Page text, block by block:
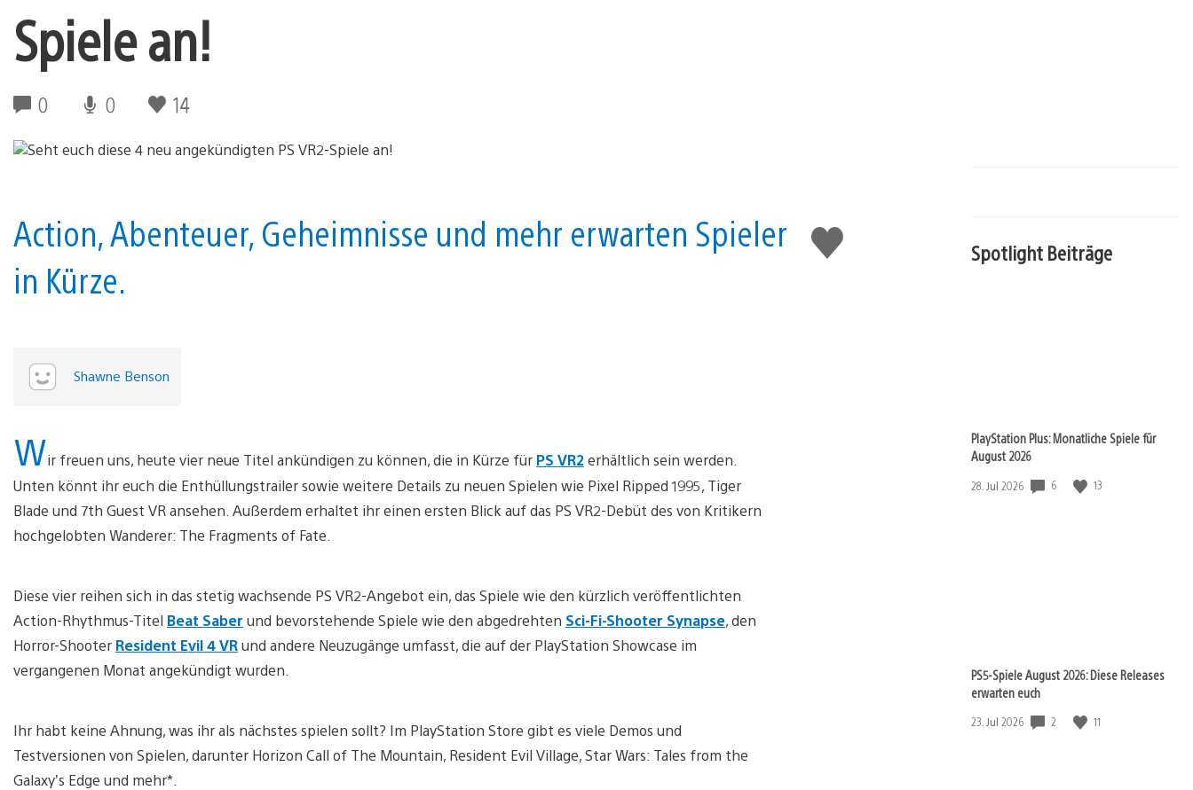
Spiele an!
0 0 14
Gefällt
mir
Action, Abenteuer, Geheimnisse und mehr erwarten Spieler
in Kürze.
Shawne Benson
Wir freuen uns, heute vier neue Titel ankündigen zu können, die in Kürze für PS VR2erhältlich sein werden.
Unten könnt ihr euch die Enthüllungstrailer sowie weitere Details zu neuen Spielen wie Pixel Ripped 1995, Tiger
Blade und 7th Guest VR ansehen. Außerdem erhaltet ihr einen ersten Blick auf das PS VR2-Debüt des von Kritikern
hochgelobten Wanderer: The Fragments of Fate.
Diese vier reihen sich in das stetig wachsende PS VR2-Angebot ein, das Spiele wie den kürzlich veröffentlichten
Action-Rhythmus-Titel Beat Saber und bevorstehende Spiele wie den abgedrehten Sci-Fi-Shooter Synapse, den
Horror-Shooter Resident Evil 4 VRund andere Neuzugänge umfasst, die auf der PlayStation Showcase im
vergangenen Monat angekündigt wurden.
Ihr habt keine Ahnung, was ihr als nächstes spielen sollt? Im PlayStation Store gibt es viele Demos und
Testversionen von Spielen, darunter Horizon Call of The Mountain, Resident Evil Village, Star Wars: Tales from the
Galaxy’s Edge und mehr*.
Spotlight Beiträge
PlayStation Plus: Monatliche Spiele für
August 2026
Veröffentlichungsdatum:
28. Jul 2026 6 13
PS5-Spiele August 2026: Diese Releases
erwarten euch
Veröffentlichungsdatum:
23. Jul 2026 2 11